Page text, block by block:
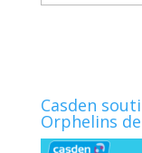
Casden
Orphelins